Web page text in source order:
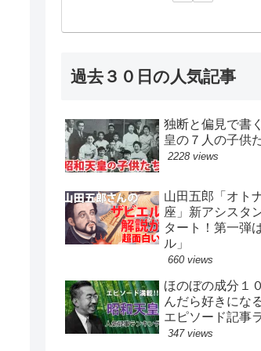
過去３０日の人気記事
独断と偏見で書
皇の７人の子供
2228 views
山田五郎「オト
座」新アシスタ
タート！第一弾
ル」
660 views
ほのぼの成分１
んだら好きにな
エピソード記事
347 views